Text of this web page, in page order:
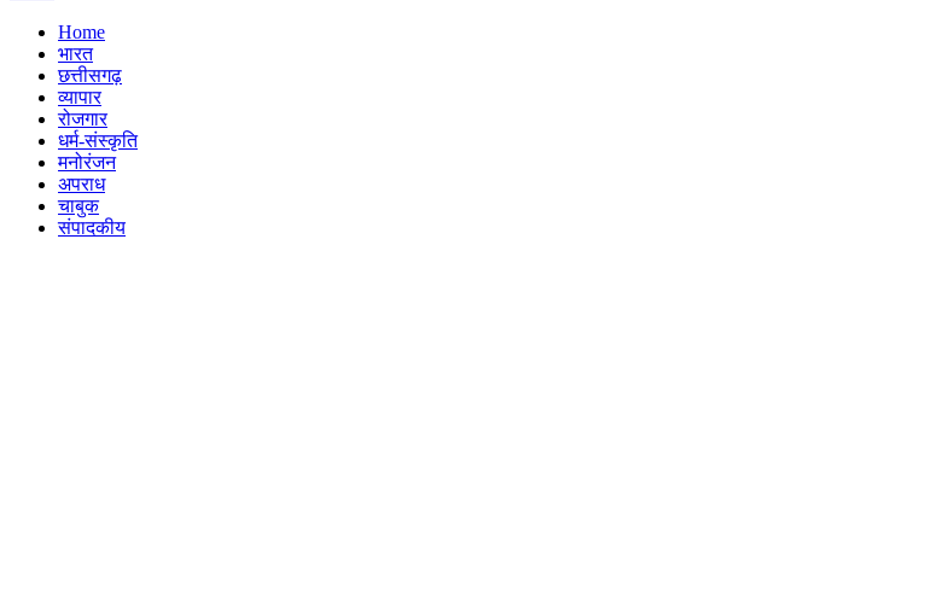
Home
भारत
छत्तीसगढ़
व्यापार
रोजगार
धर्म-संस्कृति
मनोरंजन
अपराध
चाबुक
संपादकीय